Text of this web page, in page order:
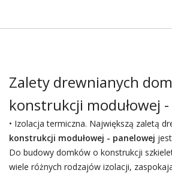
Zalety drewnianych
konstrukcji modułowej
• Izolacja termiczna. Największą zaletą
konstrukcji modułowej - panelowej
Do budowy domków o konstrukcji
wiele różnych rodzajów izolacji,